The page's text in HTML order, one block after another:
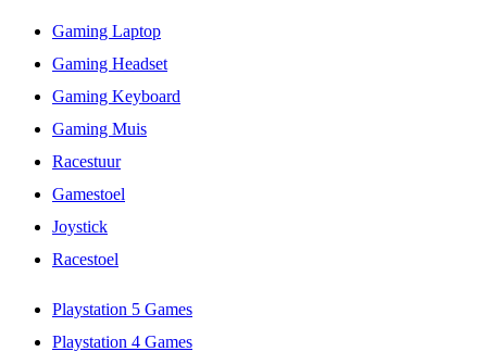
Gaming Laptop
Gaming Headset
Gaming Keyboard
Gaming Muis
Racestuur
Gamestoel
Joystick
Racestoel
Playstation 5 Games
Playstation 4 Games